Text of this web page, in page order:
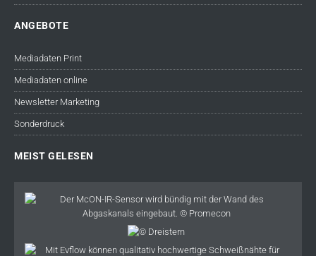
ANGEBOTE
Mediadaten Print
Mediadaten online
Newsletter Marketing
Sonderdruck
MEIST GELESEN